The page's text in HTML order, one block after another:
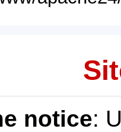
notice: